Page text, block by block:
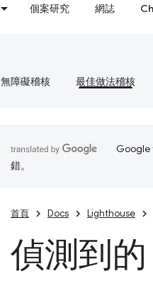
個案研究 網誌
無障礙稽核 最佳做法稽核
Google
錯。
首頁 Docs Lighthouse
偵測到的